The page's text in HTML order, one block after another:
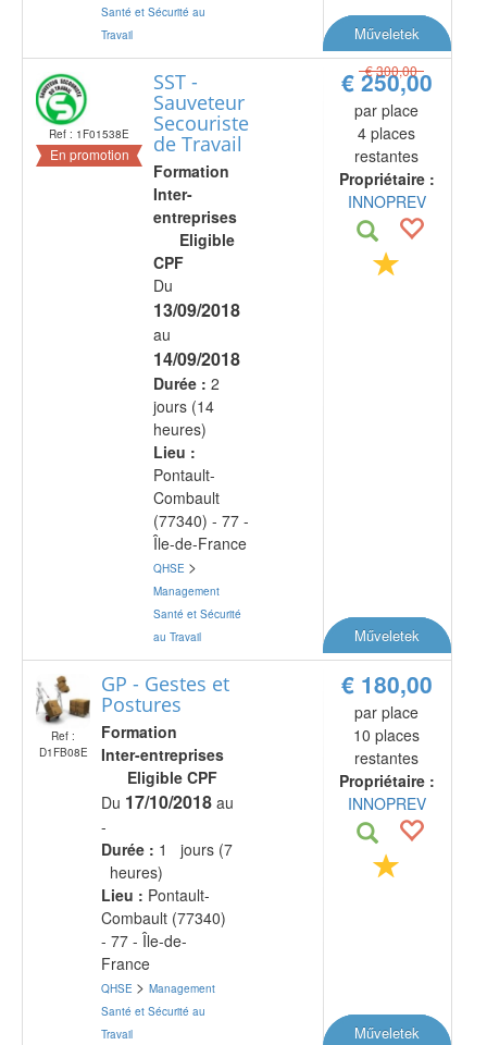
Santé et Sécurité au
Travail
Műveletek
Ref : 1F01538E
En promotion
SST -
Sauveteur
Secouriste
de Travail
Formation
Inter-
entreprises
Eligible
CPF
Du
13/09/2018
au
14/09/2018
Durée : 2
jours (14
heures)
Lieu :
Pontault-
Combault
(77340) - 77 -
Île-de-France
QHSE >
Management
Santé et Sécurité
au Travail
€ 300,00
€ 250,00
par place
4 places
restantes
Propriétaire :
INNOPREV
Műveletek
Ref :
D1FB08E
GP - Gestes et
Postures
Formation
Inter-entreprises
Eligible CPF
Du 17/10/2018 au
-
Durée : 1 jours (7
heures)
Lieu : Pontault-
Combault (77340)
- 77 - Île-de-
France
QHSE > Management
Santé et Sécurité au
Travail
€ 180,00
par place
10 places
restantes
Propriétaire :
INNOPREV
Műveletek